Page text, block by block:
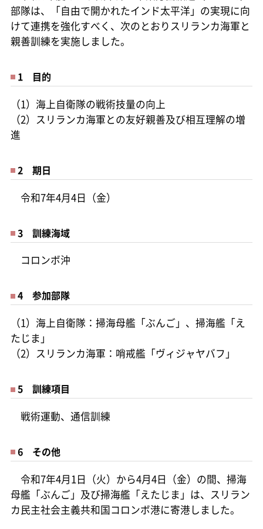
部隊は、「自由で開かれたインド太平洋」の実現に向
けて連携を強化すべく、次のとおりスリランカ海軍と
親善訓練を実施しました。
1 目的
（1）海上自衛隊の戦術技量の向上
（2）スリランカ海軍との友好親善及び相互理解の増
進
2 期日
令和7年4月4日（金）
3 訓練海域
コロンボ沖
4 参加部隊
（1）海上自衛隊：掃海母艦「ぶんご」、掃海艦「え
たじま」
（2）スリランカ海軍：哨戒艦「ヴィジャヤバフ」
5 訓練項目
戦術運動、通信訓練
6 その他
令和7年4月1日（火）から4月4日（金）の間、掃海
母艦「ぶんご」及び掃海艦「えたじま」は、スリラン
カ民主社会主義共和国コロンボ港に寄港しました。